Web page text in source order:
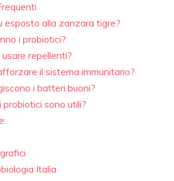
esposto alla zanzara tigre?
i probiotici?
repellenti?
il sistema immunitario?
i batteri buoni?
probiotici sono utili?
Italia